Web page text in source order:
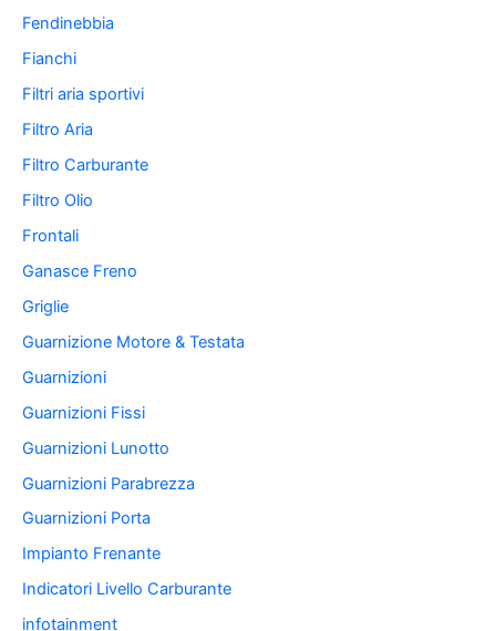
Fendinebbia
Fianchi
Filtri aria sportivi
Filtro Aria
Filtro Carburante
Filtro Olio
Frontali
Ganasce Freno
Griglie
Guarnizione Motore & Testata
Guarnizioni
Guarnizioni Fissi
Guarnizioni Lunotto
Guarnizioni Parabrezza
Guarnizioni Porta
Impianto Frenante
Indicatori Livello Carburante
infotainment